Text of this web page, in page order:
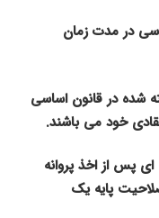
در مدت زمان
شده در قانون اساسی
خود می باشند.
پس از اخذ پروانه
پایه یک